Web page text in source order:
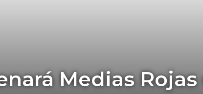
Medias Rojas